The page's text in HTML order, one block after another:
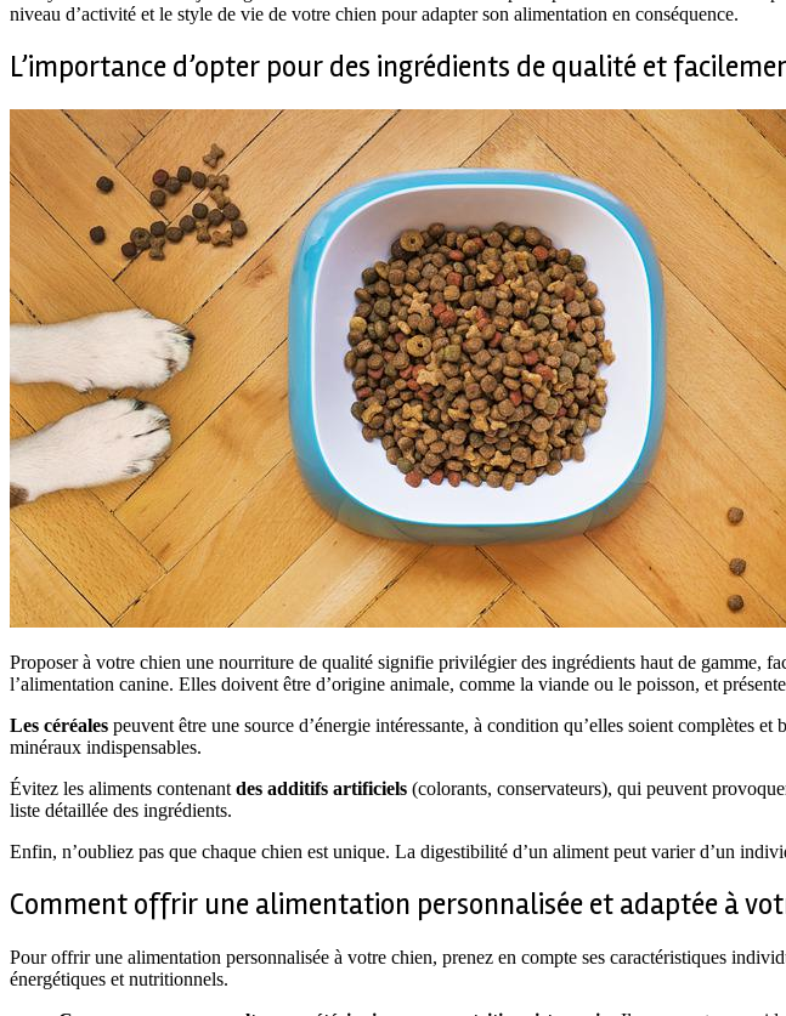
niveau d’activité et le style de vie de votre chien pour adapter son alimentation en conséquence.
L’importance d’opter pour des ingrédients de qualité et
Proposer à votre chien une nourriture de qualité signifie privilégier des ingrédients haut de gamme,
l’alimentation canine. Elles doivent être d’origine animale, comme la viande ou le poisson, et
Les céréales peuvent être une source d’énergie intéressante, à condition qu’elles soient complètes
minéraux indispensables.
Évitez les aliments contenant des additifs artificiels (colorants, conservateurs), qui peuvent
liste détaillée des ingrédients.
Enfin, n’oubliez pas que chaque chien est unique. La digestibilité d’un aliment peut varier d’un
Comment offrir une alimentation personnalisée et adaptée à
Pour offrir une alimentation personnalisée à votre chien, prenez en compte ses caractéristiques
énergétiques et nutritionnels.